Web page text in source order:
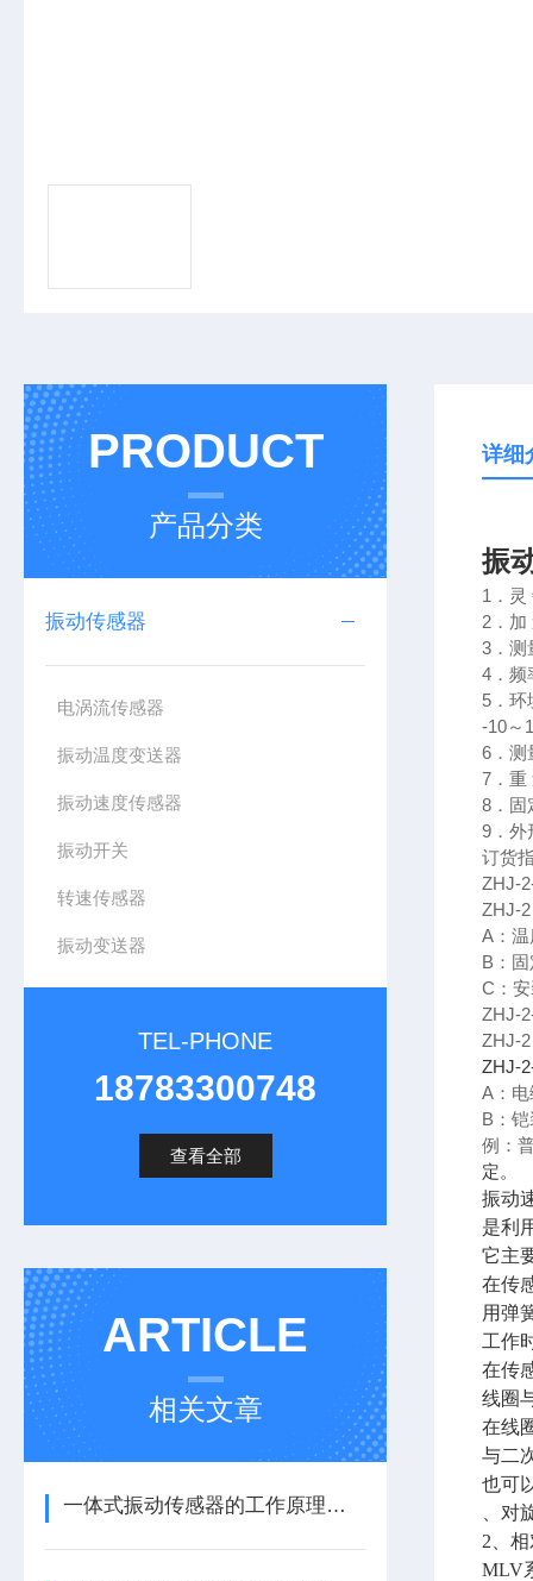
PRODUCT
产品分类
振动传感器
电涡流传感器
振动温度变送器
振动速度传感器
振动开关
转速传感器
振动变送器
TEL-PHONE
18783300748
查看全部
ARTICLE
相关文章
一体式振动传感器的工作原理是什么？
详细
振
1．
2．
3．测
4．频
5．
-10～
6．测
7．重
8．固
9．外
订货
ZHJ-
ZHJ-
A：
B：
C：
ZHJ-
ZHJ-
ZHJ-
A：
B：
例：
定。
振动
是利
它主
在传
用弹
工作
在传
线圈
在线
与二
也可
、对
2 、
MLV